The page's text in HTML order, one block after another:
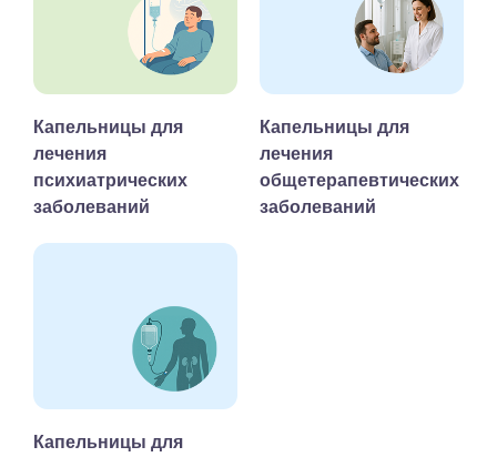
Капельницы для
лечения
психиатрических
заболеваний
Капельницы для
лечения
общетерапевтических
заболеваний
Капельницы для